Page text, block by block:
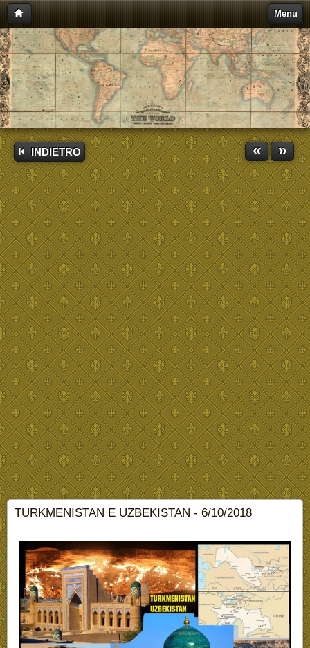
Menu
INDIETRO « »
TURKMENISTAN E UZBEKISTAN - 6/10/2018